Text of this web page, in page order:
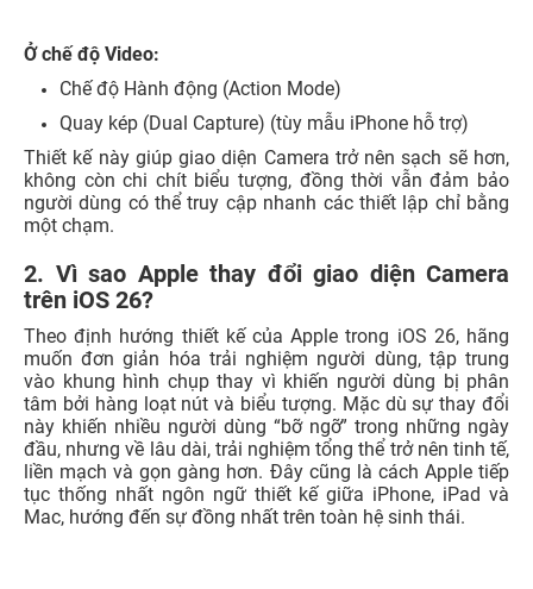
Ở chế độ Video:
Chế độ Hành động (Action Mode)
Quay kép (Dual Capture) (tùy mẫu iPhone hỗ trợ)
Thiết kế này giúp giao diện Camera trở nên sạch sẽ hơn,
không còn chi chít biểu tượng, đồng thời vẫn đảm bảo
người dùng có thể truy cập nhanh các thiết lập chỉ bằng
một chạm.
2. Vì sao Apple thay đổi giao diện Camera
trên iOS 26?
Theo định hướng thiết kế của Apple trong iOS 26, hãng
muốn đơn giản hóa trải nghiệm người dùng, tập trung
vào khung hình chụp thay vì khiến người dùng bị phân
tâm bởi hàng loạt nút và biểu tượng. Mặc dù sự thay đổi
này khiến nhiều người dùng “bỡ ngỡ” trong những ngày
đầu, nhưng về lâu dài, trải nghiệm tổng thể trở nên tinh tế,
liền mạch và gọn gàng hơn. Đây cũng là cách Apple tiếp
tục thống nhất ngôn ngữ thiết kế giữa iPhone, iPad và
Mac, hướng đến sự đồng nhất trên toàn hệ sinh thái.